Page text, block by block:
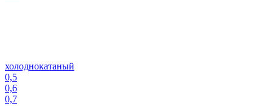
холоднокатаный
0,5
0,6
0,7